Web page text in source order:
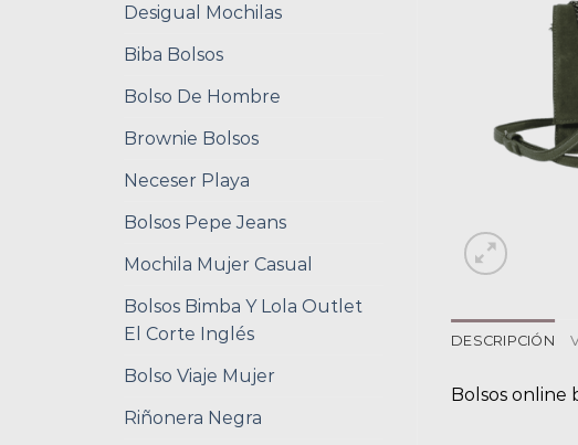
Desigual Mochilas
Biba Bolsos
Bolso De Hombre
Brownie Bolsos
Neceser Playa
Bolsos Pepe Jeans
Mochila Mujer Casual
Bolsos Bimba Y Lola Outlet
El Corte Inglés
Bolso Viaje Mujer
Riñonera Negra
DESCRIPCIÓN
Bolsos online